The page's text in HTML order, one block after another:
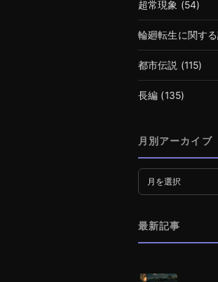
超常現象 (54)
輪廻転生に関す
都市伝説 (115)
長編 (135)
月別アーカイブ
月別アーカイブ
最新記事